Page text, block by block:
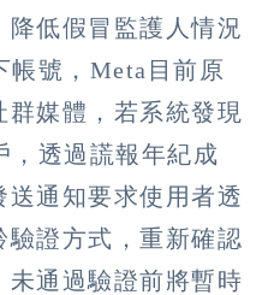
低假冒監護人情況
帳號，Meta目前原
群媒體，若系統發現
，透過謊報年紀成
通知要求使用者透
證方式，重新確認
未通過驗證前將暫時